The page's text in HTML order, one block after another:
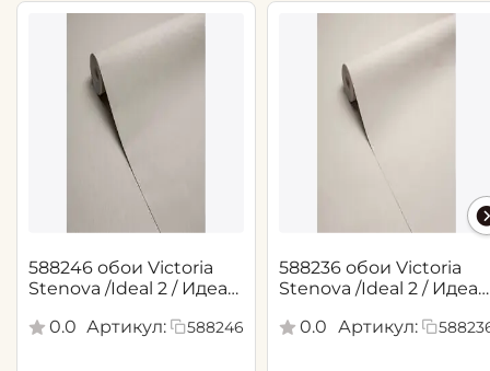
588246 обои Victoria
Stenova /Ideal 2 / Идеал
0.0 Артикул: 588246
588236 обои Victoria
Stenova /Ideal 2 / Идеал
0.0
Артикул: